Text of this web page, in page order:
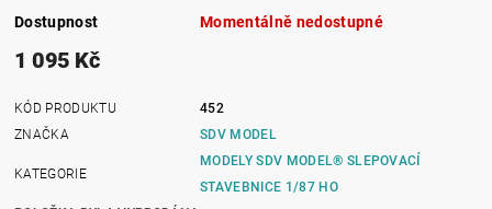
Dostupnost Momentálně nedostupné
1 095 Kč
KÓD PRODUKTU
452
ZNAČKA
SDV MODEL
KATEGORIE
MODELY SDV MODEL® SLEPOVACÍ
STAVEBNICE 1/87 HO